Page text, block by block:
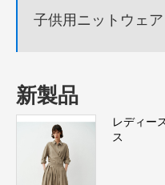
子供用ニットウェア
新製品
レディー
ス